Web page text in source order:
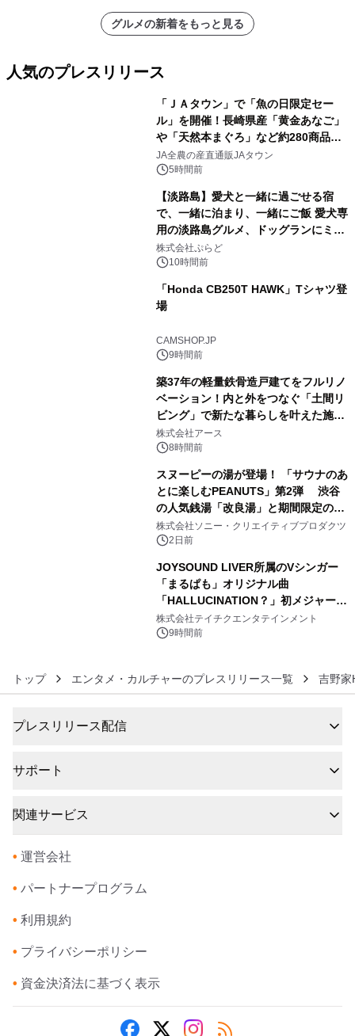
グルメの新着をもっと見る
人気のプレスリリース
「ＪＡタウン」で「魚の日限定セー
ル」を開催！長崎県産「黄金あなご」
や「天然本まぐろ」など約280商品を
販売！～毎月１０日の定例企画～
JA全農の産直通販JAタウン
5時間前
【淡路島】愛犬と一緒に過ごせる宿
で、一緒に泊まり、一緒にご飯 愛犬専
用の淡路島グルメ、ドッグランにミニ
プール グランピングとトレーラーハウ
スの2施設で
株式会社ぷらど
10時間前
「Honda CB250T HAWK」Tシャツ登
場
CAMSHOP.JP
9時間前
築37年の軽量鉄骨造戸建てをフルリノ
ベーション！内と外をつなぐ「土間リ
ビング」で新たな暮らしを叶えた施工
事例を株式会社アースが公開
株式会社アース
8時間前
スヌーピーの湯が登場！ 「サウナのあ
とに楽しむPEANUTS」第2弾 渋谷
の人気銭湯「改良湯」と期間限定のコ
ラボレーション サウナイキタイコラ
ボグッズも発売決定！
株式会社ソニー・クリエイティブプロダクツ
2日前
JOYSOUND LIVER所属のVシンガー
「まるぱも」オリジナル曲
「HALLUCINATION？」初メジャー配
信リリース決定！
株式会社テイチクエンタテインメント
9時間前
トップ エンタメ・カルチャーのプレスリリース一覧 吉野家
プレスリリース配信
サポート
関連サービス
• 運営会社
• パートナープログラム
• 利用規約
• プライバシーポリシー
• 資金決済法に基づく表示